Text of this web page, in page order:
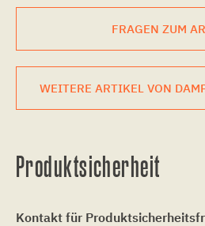
FRAGEN ZUM
WEITERE ARTIKEL VON
Produktsicherheit
Kontakt für